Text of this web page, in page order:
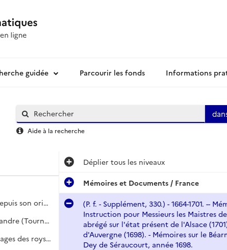
guidée Parcourir les fonds Informations
Aide à la recherche
(France, 1.) - Précis de l'Histoire de France depuis son origine jusqu'à la fin du règne de Louis XIV, rédigé en 1723 par Le Dran.
(France, 2.) - 877-1423. -- Documents sur la Flandre (Tournay), le Traité de Brétigny, les Traités avec l'Écosse, Gênes et l'Empereur. - Tables de trois manuscrits du fonds Harléien. (N°s 1515-1516 et 4352.) - Une partie du volume provient de la collection du Président de Mesmes, l'autre de la mission de Bréquigny en Angleterre (1765).
(France, 3.) - 987-1559. -- Généalogies et mariages des roys, princes et princesses, douaires des roynes et princesses de la Maison de France, troisième lignée régnante, et d'aucunes maisons fondues en icelles. - Quelques dissertations sur d'autres sujets.
Déplier tous les niveaux
Mémoires et Documents / France
(P. f. - Supplément, 330.) - 1664-1701. --
Instruction pour Messieurs les Maistres
abrégé sur l'état présent de l'Alsace
d'Auvergne (1698). - Mémoires sur le
Dey de Séraucourt, année 1698.